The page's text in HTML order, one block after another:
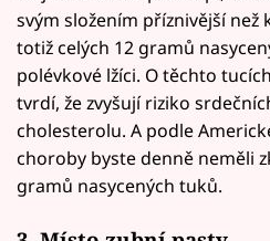
svým složením příznivější než
totiž celých 12 gramů
polévkové lžíci. O těchto
tvrdí, že zvyšují riziko
cholesterolu. A podle
choroby byste denně neměli
gramů nasycených tuků.